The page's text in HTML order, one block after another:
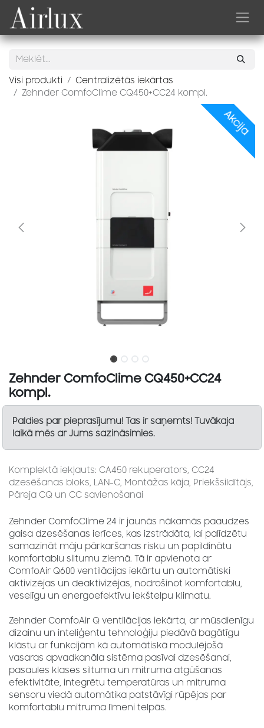
Skip to Content
Visi produkti
Centralizētās iekārtas
Zehnder ComfoClime CQ450+CC24 kompl.
Akcija
Zehnder ComfoClime CQ450+CC24
kompl.
Paldies par pieprasījumu! Tas ir saņemts! Tuvākaja
laikā mēs ar Jums sazināsimies.
Komplektā iekļauts: CA450 rekuperators, CC24
dzesēšanas bloks, LAN-C, Montāžas kāja, Priekšsildītājs,
Pāreja CQ un CC savienošanai
Zehnder ComfoClime 24 ir jaunās nākamās paaudzes
gaisa dzesēšanas ierīces, kas izstrādāta, lai palīdzētu
samazināt māju pārkaršanas risku un papildinātu
komfortablu siltumu ziemā. Tā ir apvienota ar
ComfoAir Q600 ventilācijas iekārtu un automātiski
aktivizējas un deaktivizējas, nodrošinot komfortablu,
veselīgu un energoefektīvu iekštelpu klimatu.
Zehnder ComfoAir Q ventilācijas iekārta, ar mūsdienīgu
dizainu un inteliģentu tehnoloģiju piedāvā bagātīgu
klāstu ar funkcijām kā automātiskā modulējošā
vasaras apvadkanāla sistēma pasīvai dzesēšanai,
pasaules klases siltuma un mitruma atgūšanas
efektivitāte, integrētu temperatūras un mitruma
sensoru viedā automātika patstāvīgi rūpējas par
komfortablu mitruma līmeni telpās.